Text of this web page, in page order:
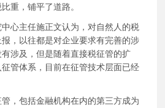
重，铺平了道路。
心主任施正文认为，对自然人的税
，以往都是对企业要求有完善的涉
涉及，但是随着直接税征管的扩
管体系，目前在征管技术层面已经
，包括金融机构在内的第三方成为